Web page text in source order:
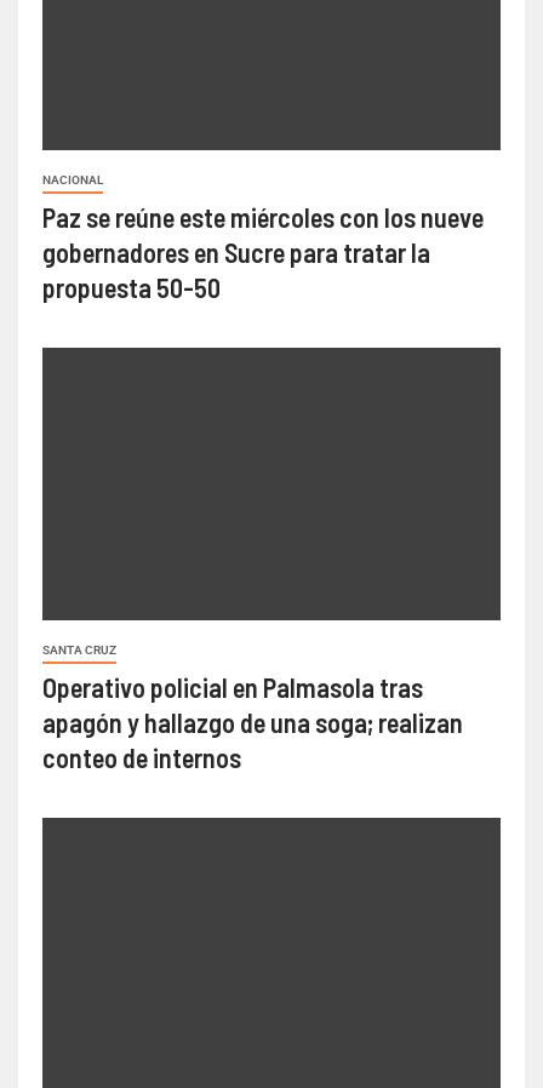
NACIONAL
Paz se reúne este miércoles con los nueve
gobernadores en Sucre para tratar la
propuesta 50-50
SANTA CRUZ
Operativo policial en Palmasola tras
apagón y hallazgo de una soga; realizan
conteo de internos